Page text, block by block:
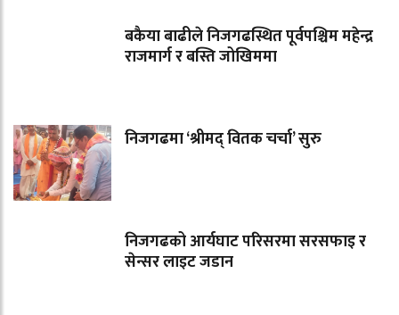
बकैया बाढीले निजगढस्थित पूर्वपश्चिम महेन्द्र
राजमार्ग र बस्ति जोखिममा
निजगढमा ‘श्रीमद् वितक चर्चा’ सुरु
निजगढको आर्यघाट परिसरमा सरसफाइ र
सेन्सर लाइट जडान